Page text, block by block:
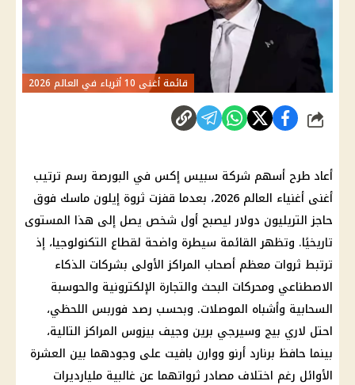
قائمة أغنى 10 أثرياء في العالم 2026
شارك
أعاد طرح أسهم شركة سبيس إكس في البورصة رسم ترتيب
أغنى أغنياء العالم 2026، بعدما قفزت ثروة إيلون ماسك فوق
حاجز التريليون دولار ليصبح أول شخص يصل إلى هذا المستوى
تاريخيًا. وتظهر القائمة سيطرة واضحة لقطاع التكنولوجيا، إذ
ترتبط ثروات معظم أصحاب المراكز الأولى بشركات الذكاء
الاصطناعي ومحركات البحث والتجارة الإلكترونية والحوسبة
السحابية وأشباه الموصلات. وبحسب رصد فوربس اللحظي،
احتل لاري بيج وسيرجي برين وجيف بيزوس المراكز التالية،
بينما حافظ برنارد أرنو ووارن بافيت على وجودهما بين العشرة
الأوائل رغم اختلاف مصادر ثرواتهما عن غالبية مليارديرات